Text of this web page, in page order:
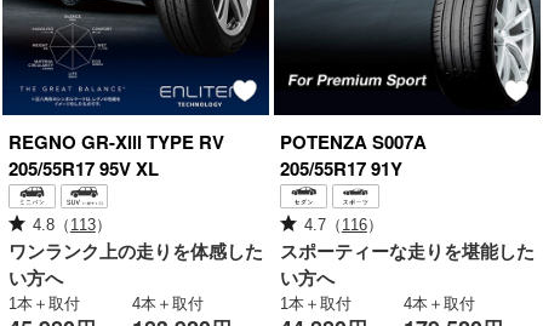
REGNO GR-XⅢ TYPE RV
205/55R17 95V XL
4.8（ 113）
ワンランク上の走りを体感した
い方へ
1本＋取付 4本＋取付
POTENZAS007A
205/55R17 91Y
4.7（ 116）
スポーティーな走りを堪能した
い方へ
1本＋取付 4本＋取付